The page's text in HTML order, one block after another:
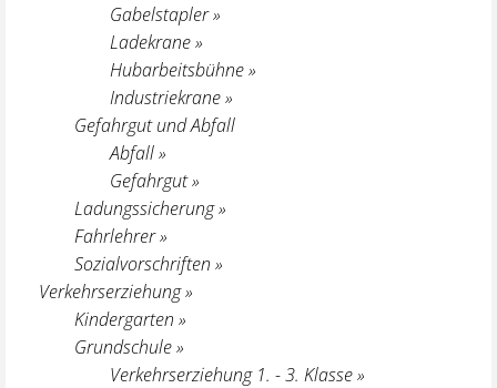
Gabelstapler »
Ladekrane »
Hubarbeitsbühne »
Industriekrane »
Gefahrgut und Abfall
Abfall »
Gefahrgut »
Ladungssicherung »
Fahrlehrer »
Sozialvorschriften »
Verkehrserziehung »
Kindergarten »
Grundschule »
Verkehrserziehung 1. - 3. Klasse »